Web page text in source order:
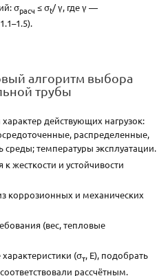
σрасч ≤ σt/ γ, где γ —
алгоритм выбора
трубы
действующих нагрузок:
распределенные,
среды; температуры эксплуатации.
жесткости и устойчивости
коррозионных и механических
(вес, тепловые
характеристики (σт, Е), подобрать
рассчётным.